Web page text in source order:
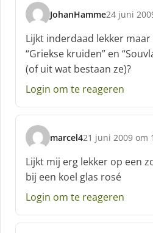
JohanHamme
s
c
h
e
e
:
24 juni
Lijkt inderdaad lekker
“Griekse kruiden” en
(of uit wat bestaan ze)?
Login om te reageren
marcel4
s
c
h
r
e
f
21 juni 2009 om
Lijkt mij erg lekker op een
bij een koel glas rosé
Login om te reageren